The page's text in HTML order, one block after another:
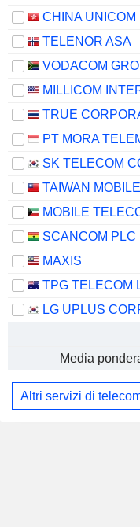
TELENOR ASA
TRUE
SK TELECOM
TAIWAN
SCANCOM PLC
MAXIS
TPG TELECOM
LG UPLUS
Media
Altri servizi di